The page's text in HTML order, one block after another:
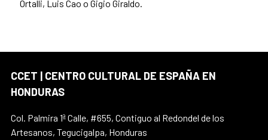
Ortalli, Luis Cao o Gigio Giraldo.
CCET | CENTRO CULTURAL DE ESPAÑA EN
HONDURAS
Col. Palmira 1ª Calle, #655, Contiguo al Redondel de los
Artesanos, Tegucigalpa, Honduras